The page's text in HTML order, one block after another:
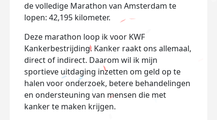
de volledige Marathon van Amsterdam te
lopen: 42,195 kilometer.
Deze marathon loop ik voor KWF
Kankerbestrijding. Kanker raakt ons allemaal,
direct of indirect. Daarom wil ik mijn
sportieve uitdaging inzetten om geld op te
halen voor onderzoek, betere behandelingen
en ondersteuning van mensen die met
kanker te maken krijgen.